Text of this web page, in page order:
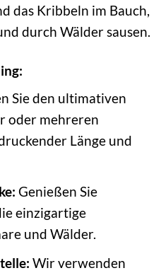
das Kribbeln im Bauch,
durch Wälder sausen.
Sie den ultimativen
oder mehreren
Länge und
Genießen Sie
einzigartige
und Wälder.
Wir verwenden